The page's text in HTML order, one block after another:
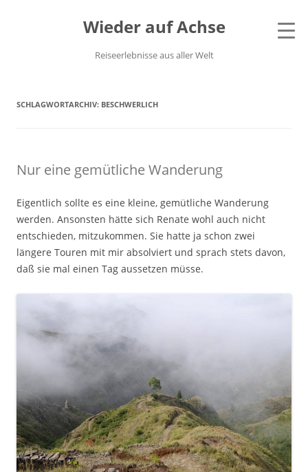
Wieder auf Achse
Reiseerlebnisse aus aller Welt
SCHLAGWORTARCHIV: BESCHWERLICH
Nur eine gemütliche Wanderung
Eigentlich sollte es eine kleine, gemütliche Wanderung
werden. Ansonsten hätte sich Renate wohl auch nicht
entschieden, mitzukommen. Sie hatte ja schon zwei
längere Touren mit mir absolviert und sprach stets davon,
daß sie mal einen Tag aussetzen müsse.